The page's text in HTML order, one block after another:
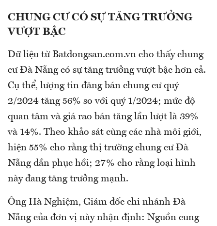
CHUNG CƯ CÓ SỰ TĂNG TRƯỞNG
VƯỢT BẬC
Dữ liệu từ Batdongsan.com.vn cho thấy chung
cư Đà Nẵng có sự tăng trưởng vượt bậc hơn cả.
Cụ thể, lượng tin đăng bán chung cư quý
2/2024 tăng 56% so với quý 1/2024; mức độ
quan tâm và giá rao bán tăng lần lượt là 39%
và 14%. Theo khảo sát cùng các nhà môi giới,
hiện 55% cho rằng thị trường chung cư Đà
Nẵng dần phục hồi; 27% cho rằng loại hình
này đang tăng trưởng mạnh.
Ông Hà Nghiệm, Giám đốc chi nhánh Đà
Nẵng của đơn vị này nhận định: Nguồn cung